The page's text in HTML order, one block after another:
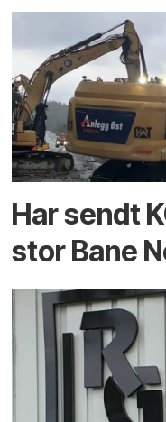
Har sendt
stor Bane